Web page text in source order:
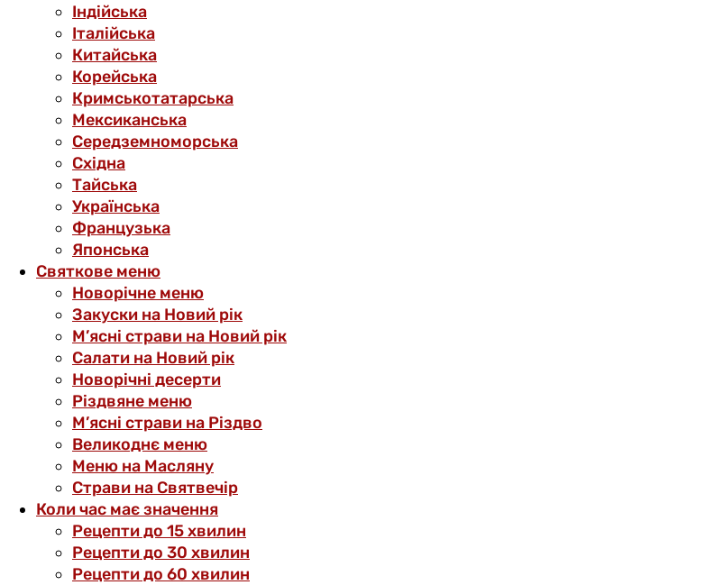
Індійська
Італійська
Китайська
Корейська
Кримськотатарська
Мексиканська
Середземноморська
Східна
Тайська
Українська
Французька
Японська
Святкове меню
Новорічне меню
Закуски на Новий рік
М’ясні страви на Новий рік
Салати на Новий рік
Новорічні десерти
Різдвяне меню
М’ясні страви на Різдво
Великоднє меню
Меню на Масляну
Страви на Святвечір
Коли час має значення
Рецепти до 15 хвилин
Рецепти до 30 хвилин
Рецепти до 60 хвилин